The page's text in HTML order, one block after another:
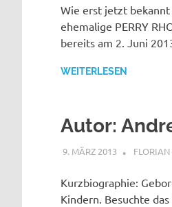
Wie erst jetzt
ehemalige PERRY
bereits am 2. Juni
WEITERLESEN
Autor:
9. MÄRZ 2013 FLORIAN
Kurzbiographie:
Kindern. Besuchte